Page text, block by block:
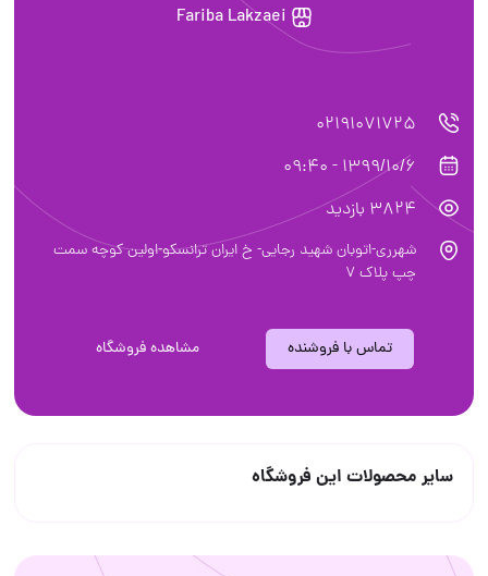
Fariba Lakzaei
02191071725
1399/10/6 - 09:40
3824 بازدید
شهرری-اتوبان شهید رجایی- خ ایران ترانسکو-اولین کوچه سمت
چپ پلاک 7
تماس با فروشنده مشاهده فروشگاه
سایر محصولات این فروشگاه